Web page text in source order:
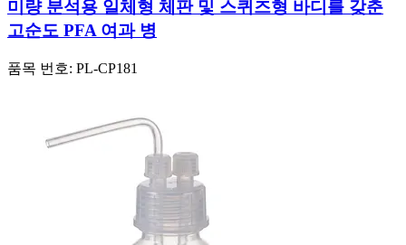
미량 분석용 일체형 체판 및 스퀴즈형 바디를 갖춘
고순도 PFA 여과 병
품목 번호: PL-CP181